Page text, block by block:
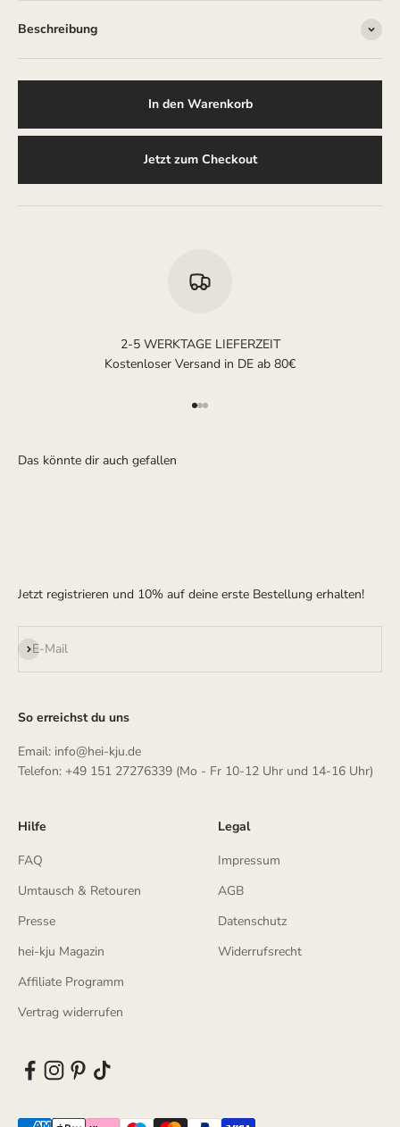
Beschreibung
In den Warenkorb
Jetzt zum Checkout
2-5 WERKTAGE LIEFERZEIT
Kostenloser Versand in DE ab 80€
Jetzt registrieren und 10% auf deine erste Bestellung erhalten!
E-Mail
Abonnieren
So erreichst du uns
Email: info@hei-kju.de
Telefon: +49 151 27276339 (Mo - Fr 10-12 Uhr und 14-16 Uhr)
Hilfe
FAQ
Umtausch & Retouren
Presse
hei-kju Magazin
Affiliate Programm
Vertrag widerrufen
Legal
Impressum
AGB
Datenschutz
Widerrufsrecht